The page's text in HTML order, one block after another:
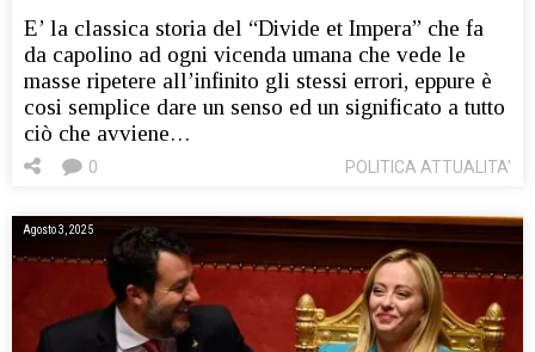
E’ la classica storia del “Divide et Impera” che fa
da capolino ad ogni vicenda umana che vede le
masse ripetere all’infinito gli stessi errori, eppure è
cosi semplice dare un senso ed un significato a tutto
ciò che avviene…
POLITICA ATTUALITA'
0
Agosto 3, 2025